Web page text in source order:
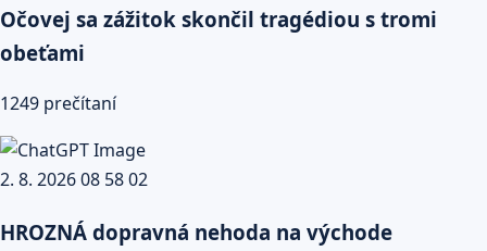
Očovej sa zážitok skončil tragédiou s tromi
obeťami
1249 prečítaní
HROZNÁ dopravná nehoda na východe